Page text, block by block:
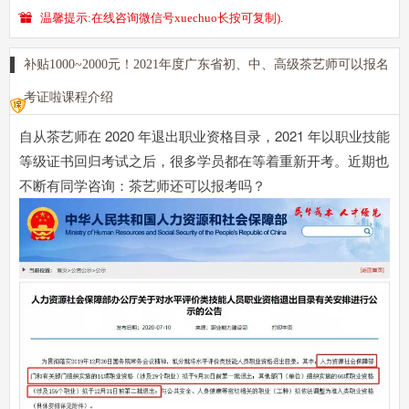
温馨提示:在线咨询微信号xuechuo长按可复制).
补贴1000~2000元！2021年度广东省初、中、高级茶艺师可以报名
考证啦课程介绍
自从茶艺师在 2020 年退出职业资格目录，2021 年以职业技能
等级证书回归考试之后，很多学员都在等着重新开考。近期也
不断有同学咨询： 茶艺师还可以报考吗？